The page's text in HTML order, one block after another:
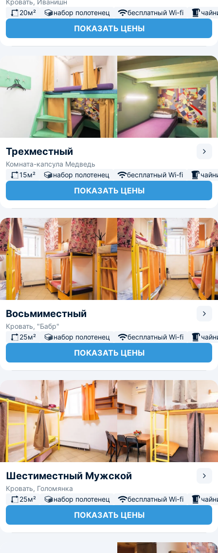
Кровать, Иванишн
20м²
набор полотенец бесплатный Wi-fi
ПОКАЗАТЬ ЦЕНЫ
Трехместный
Комната-капсула Медведь
15м²
набор полотенец бесплатный Wi-fi
ПОКАЗАТЬ ЦЕНЫ
Восьмиместный
Кровать, "Бабр"
25м²
набор полотенец бесплатный Wi-fi
ПОКАЗАТЬ ЦЕНЫ
Шестиместный Мужской
Кровать, Голомянка
25м²
набор полотенец бесплатный Wi-fi
ПОКАЗАТЬ ЦЕНЫ